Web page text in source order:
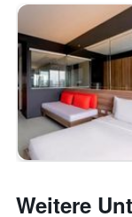
Weitere